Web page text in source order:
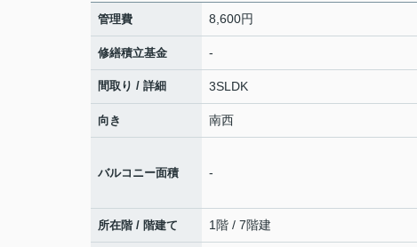
管理費 8,600円
修繕積立基金 -
間取り / 詳細 3SLDK
向き 南西
バルコニー面積 -
所在階 / 階建て 1階 / 7階建